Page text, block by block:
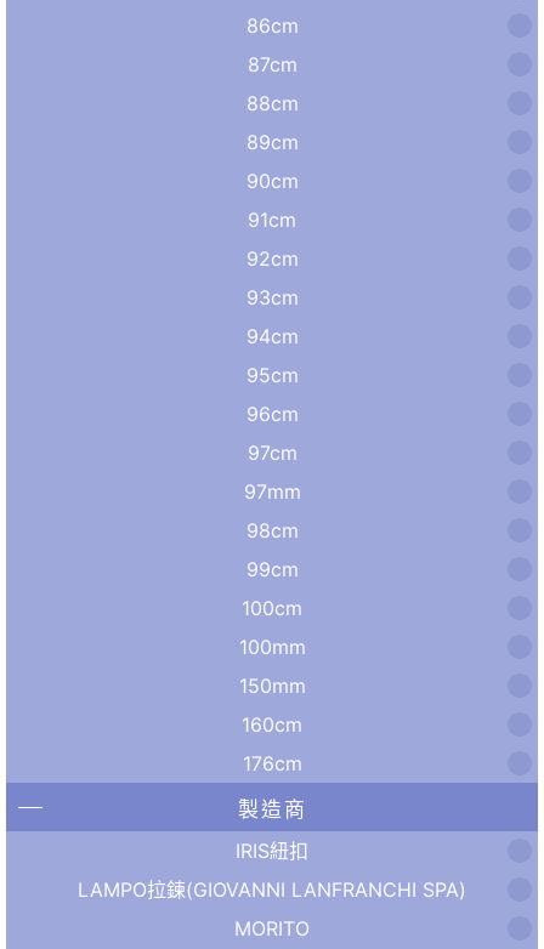
86cm
87cm
88cm
89cm
90cm
91cm
92cm
93cm
94cm
95cm
96cm
97cm
97mm
98cm
99cm
100cm
100mm
150mm
160cm
176cm
製造商
IRIS紐扣
LAMPO拉鍊(GIOVANNI LANFRANCHI SPA)
MORITO